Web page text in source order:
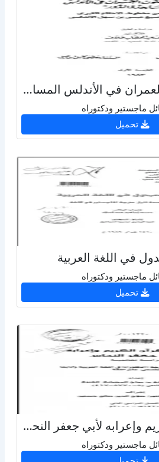
وثائق في شئون العمران في الأندلس المساجد والدور
ماجستير ودكتوراه
تحميل
في اللغة العربية
ماجستير ودكتوراه
تحميل
معاني القرآن الكريم وإعرابه لأبي جعفر النحاس دراسة معجمية
ماجستير ودكتوراه